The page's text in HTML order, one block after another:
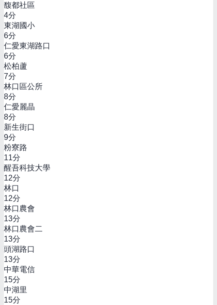
馥都社區
4分
東湖國小
6分
仁愛東湖路口
6分
松柏蘆
7分
林口區公所
8分
仁愛麗晶
8分
新生街口
9分
粉寮路
11分
醒吾科技大學
12分
林口
12分
林口農會
13分
林口農會二
13分
頭湖路口
13分
中華電信
15分
中湖里
15分